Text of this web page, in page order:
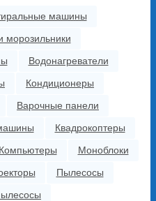
машины
морозильники
Водонагреватели
Кондиционеры
Варочные панели
Квадрокоптеры
Компьютеры
Моноблоки
Пылесосы